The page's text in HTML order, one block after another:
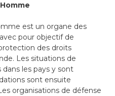
est un organe des
pour objectif de
des droits
Les situations de
les pays y sont
sont ensuite
organisations de défense